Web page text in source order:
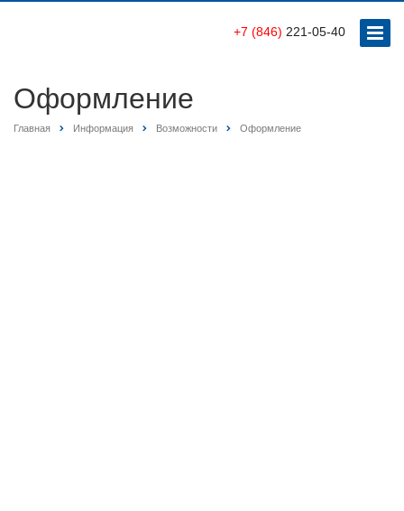
+7 (846) 221-05-40
Оформление
Главная Информация Возможности Оформление